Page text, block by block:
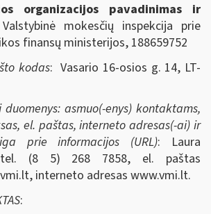
organizacijos pavadinimas ir
mokesčių inspekcija prie
finansų ministerijos, 188659752
kodas: Vasario 16-osios g. 14, LT-
asmuo(-enys) kontaktams,
el. paštas, interneto adresas(-ai) ir
prie informacijos (URL): Laura
tel. (8 5) 268 7858, el. paštas
, interneto adresas www.vmi.lt.
: